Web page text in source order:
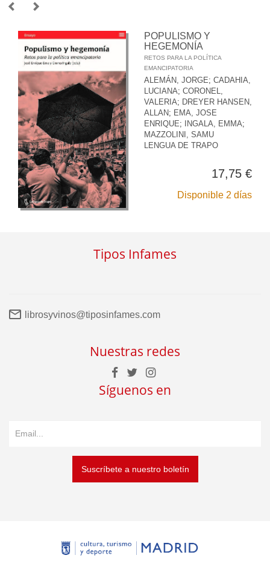
POPULISMO Y
HEGEMONÍA
RETOS PARA LA POLÍTICA
EMANCIPATORIA
ALEMÁN, JORGE; CADAHIA,
LUCIANA; CORONEL,
VALERIA; DREYER HANSEN,
ALLAN; EMA, JOSE
ENRIQUE; INGALA, EMMA;
MAZZOLINI, SAMU
LENGUA DE TRAPO
17,75 €
Disponible 2 días
Tipos Infames
librosyvinos@tiposinfames.com
Nuestras redes
Síguenos en
Suscríbete a nuestro boletín